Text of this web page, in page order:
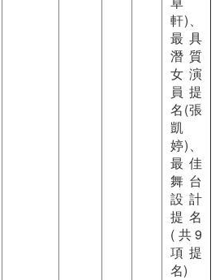
軒)、
最具
潛質
女演
員提
名(張
凱
婷)、
最佳
舞台
設計
提名
(共9
項提
名)